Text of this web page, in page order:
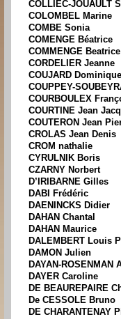
COLLIEC-JOUAULT
COLOMBEL Marine
COMBE Sonia
COMENGE Béatrice
COMMENGE Beatrice
CORDELIER Jeanne
COUJARD Dominique
COUPPEY-
COURBOULEX
COURTINE Jean
COUTERON Jean
CROLAS Jean Denis
CROM nathalie
CYRULNIK Boris
CZARNY Norbert
D’IRIBARNE Gilles
DABI Frédéric
DAENINCKS Didier
DAHAN Chantal
DAHAN Maurice
DALEMBERT Louis
DAMON Julien
DAYAN-ROSENMAN
DAYER Caroline
DE BEAUREPAIRE
De CESSOLE Bruno
DE CHARANTENAY